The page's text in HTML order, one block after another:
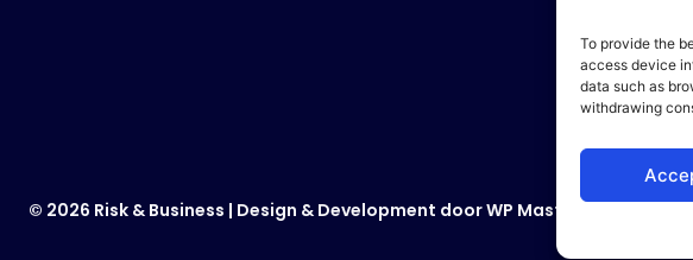
To provide the
access device
data such as
withdrawing
© 2026 Risk & Business | Design & Development doorWP Masters